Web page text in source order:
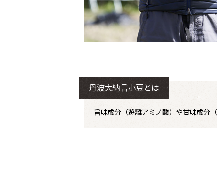
丹波大納言小豆とは
旨味成分（遊離アミノ酸）や甘味成分